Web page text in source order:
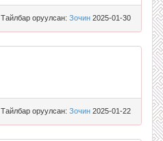
Тайлбар оруулсан: Зочин 2025-01-30
Тайлбар оруулсан: Зочин 2025-01-22